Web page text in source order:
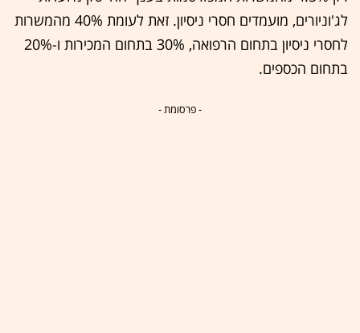
לג'וניורים, מועמדים חסרי ניסיון. זאת לעומת 40% מהמשרות
לחסרי ניסיון בתחום הרפואה, 30% בתחום המכירות ו-20%
בתחום הכספים.
- פרסומת -